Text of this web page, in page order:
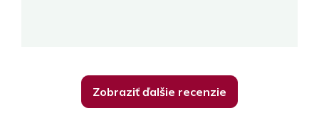
Zobraziť ďalšie recenzie